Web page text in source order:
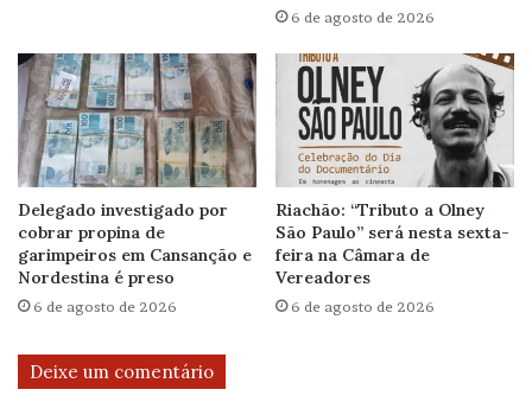
6 de agosto de 2026
Delegado investigado por
cobrar propina de
garimpeiros em Cansanção e
Nordestina é preso
6 de agosto de 2026
Riachão: “Tributo a Olney
São Paulo” será nesta sexta-
feira na Câmara de
Vereadores
6 de agosto de 2026
Deixe um comentário